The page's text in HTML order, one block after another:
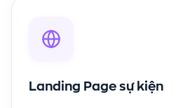
Landing Page sự kiện